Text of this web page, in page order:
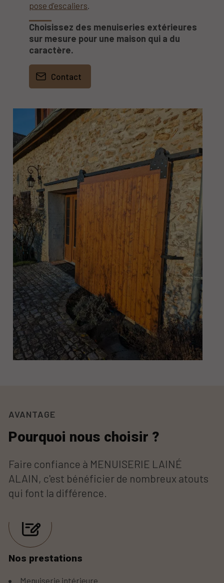
pose d'escaliers.
Choisissez des menuiseries extérieures
sur mesure pour une maison qui a du
caractère.
Contact
AVANTAGE
Pourquoi nous choisir ?
Faire confiance à MENUISERIE LAINÉ
ALAIN, c'est bénéficier de nombreux atouts
qui font la différence.
Nos prestations
Menuiserie intérieure